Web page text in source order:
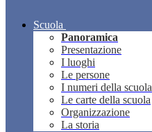
Scuola
Panoramica
Presentazione
I luoghi
Le persone
I numeri della scuola
Le carte della scuola
Organizzazione
La storia